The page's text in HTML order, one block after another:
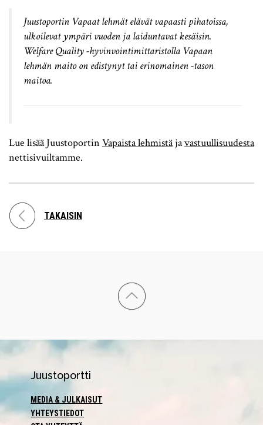
Juustoportin Vapaat lehmät elävät vapaasti pihatoissa,
ulkoilevat ympäri vuoden ja laiduntavat kesäisin.
Welfare Quality -hyvinvointimittaristolla Vapaan
lehmän maito on edistynyt tai erinomainen -tason
maitoa.
Lue lisää Juustoportin Vapaista lehmistäjavastuullisuudesta
nettisivuiltamme.
TAKAISIN
Juustoportti
MEDIA & JULKAISUT
YHTEYSTIEDOT